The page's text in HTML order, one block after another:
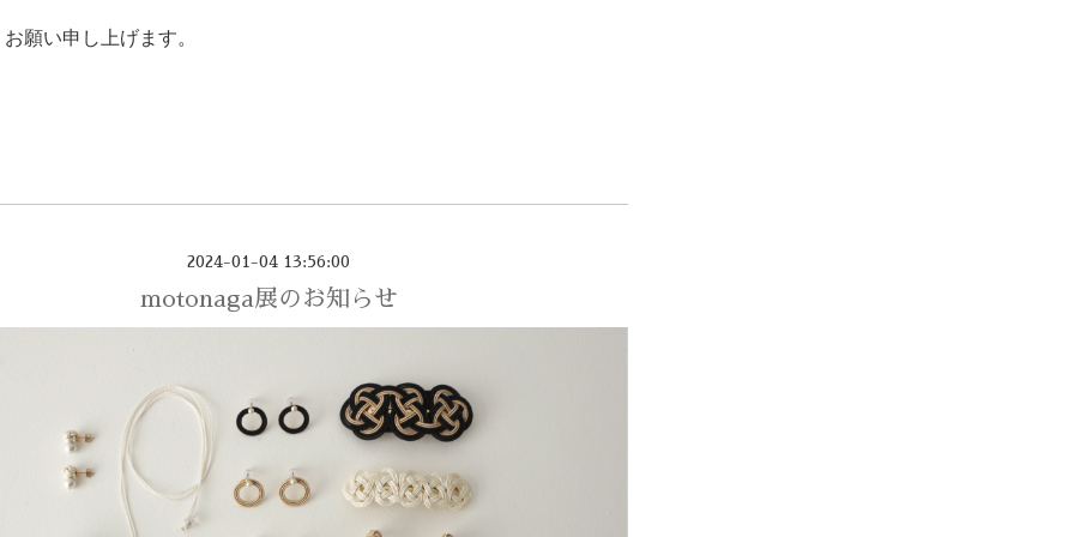
願い申し上げます。
2024-01-04 13:56:00
motonaga展のお知らせ